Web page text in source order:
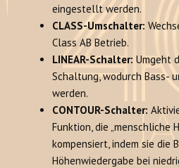
eingestellt werden.
CLASS-Umschalter:
Class AB Betrieb.
LINEAR-Schalter: Umgeht
Schaltung, wodurch Bass-
werden.
CONTOUR-Schalter:
Funktion, die „menschliche
kompensiert, indem sie die
Höhenwiedergabe bei